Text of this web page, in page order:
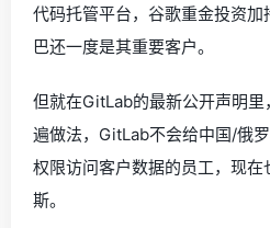
代码托管平台，谷歌重金投资
巴还一度是其重要客户。
但就在GitLab的最新公开声明
遍做法，GitLab不会给中国/俄
权限访问客户数据的员工，现
斯。